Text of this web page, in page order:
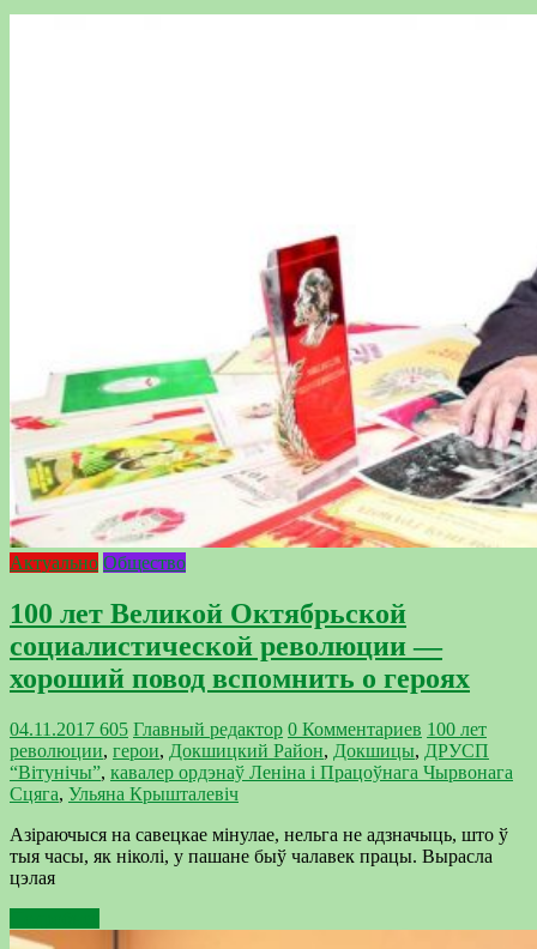
Актуально Общество
100 лет Великой Октябрьской
социалистической революции —
хороший повод вспомнить о героях
04.11.2017 605 Главный редактор 0 Комментариев 100 лет
революции, герои, Докшицкий Район, Докшицы, ДРУСП
“Вітунічы”, кавалер ордэнаў Леніна і Працоўнага Чырвонага
Сцяга, Ульяна Крышталевіч
Азіраючыся на савецкае мінулае, нельга не адзначыць, што ў
тыя часы, як ніколі, у пашане быў чалавек працы. Вырасла
цэлая